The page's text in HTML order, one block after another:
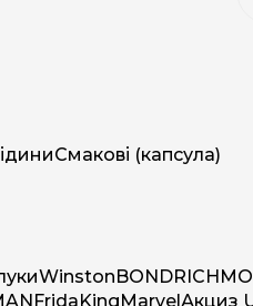
Смакові (капсула)
WinstonBOND
FridaKingMarvelАкциз